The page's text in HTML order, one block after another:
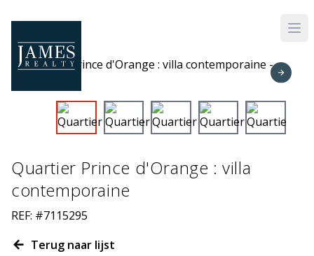
Quartier Prince d'Orange : villa
contemporaine
REF: #7115295
Terug naar lijst